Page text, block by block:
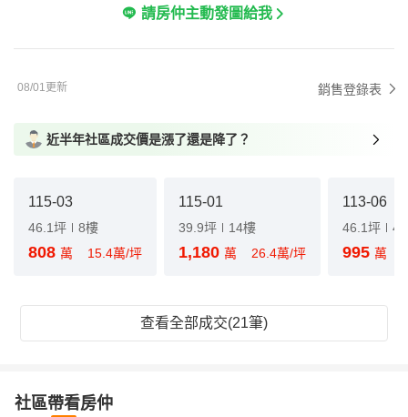
請房仲主動發圖給我
08/01更新 銷售登錄表
近半年社區成交價是漲了還是降了？
115-03
46.1坪 8樓
808 萬 15.4萬/坪
115-01
39.9坪 14樓
1,180 萬 26.4萬/坪
113-06
46.1坪 4
995 萬
查看全部成交(21筆)
社區帶看房仲